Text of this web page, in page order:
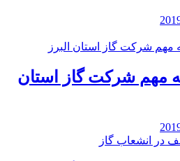
مهم شرکت گاز استان